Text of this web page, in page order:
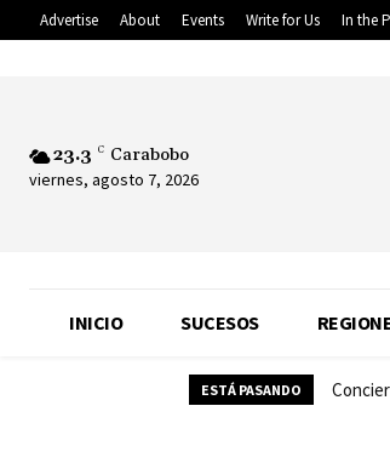
Advertise About Events Write for Us In the
23.3 C Carabobo
viernes, agosto 7, 2026
INICIO SUCESOS
ESTÁ PASANDO